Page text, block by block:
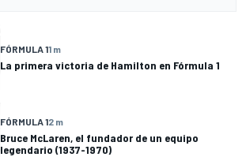
FÓRMULA 11 m
La primera victoria de Hamilton en Fórmula 1
FÓRMULA 12 m
Bruce McLaren, el fundador de un equipo
legendario (1937-1970)